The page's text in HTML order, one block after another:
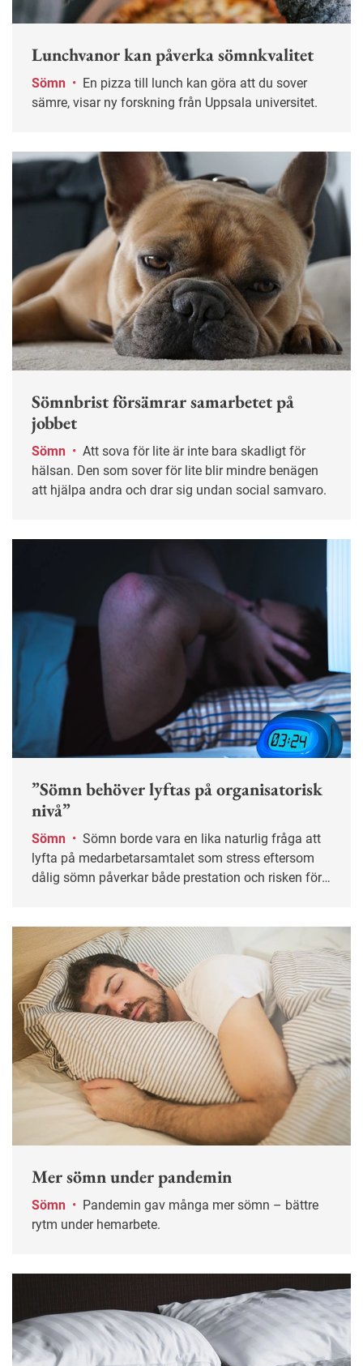
Lunchvanor kan påverka sömnkvalitet
Sömn •
sämre, visar ny forskning från Uppsala universitet.
Sömnbrist försämrar samarbetet på
jobbet
Sömn •
hälsan. Den som sover för lite blir mindre benägen
att hjälpa andra och drar sig undan social samvaro.
”Sömn behöver lyftas på organisatorisk
nivå”
Sömn •
lyfta på medarbetarsamtalet som stress eftersom
dålig sömn påverkar både prestation och risken för
Mer sömn under pandemin
Sömn •
rytm under hemarbete.